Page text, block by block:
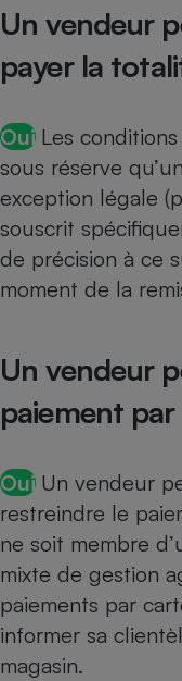
Un vendeur
payer la
Oui Les
sous réserve
exception légale
souscrit
de précision à ce
moment de la
Un vendeur
paiement
Oui Un vendeur
restreindre le
ne soit membre
mixte de gestion
paiements par
informer sa
magasin.